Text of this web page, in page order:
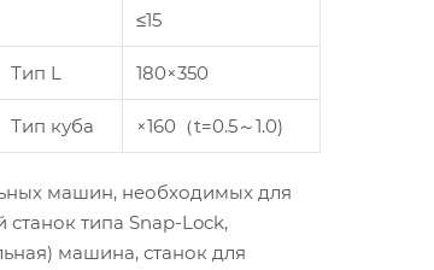
≤15
Тип L 180×350
Тип куба ×160（t=0.5～1.0)
машин, необходимых для
типа Snap-Lock,
машина, станок для